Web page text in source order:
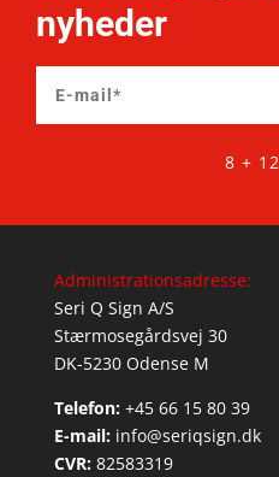
nyheder
8 + 12
Administrationsadresse:
Seri Q Sign A/S
Stærmosegårdsvej 30
DK-5230 Odense M
Telefon: +45 66 15 80 39
E-mail: info@seriqsign.dk
CVR: 82583319